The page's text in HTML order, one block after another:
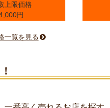
上限価格
円
一覧を見る